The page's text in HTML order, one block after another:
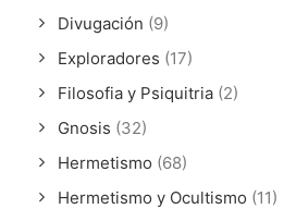
Divugación (9)
Exploradores (17)
Filosofia y Psiquitria (2)
Gnosis (32)
Hermetismo (68)
Hermetismo y Ocultismo (11)